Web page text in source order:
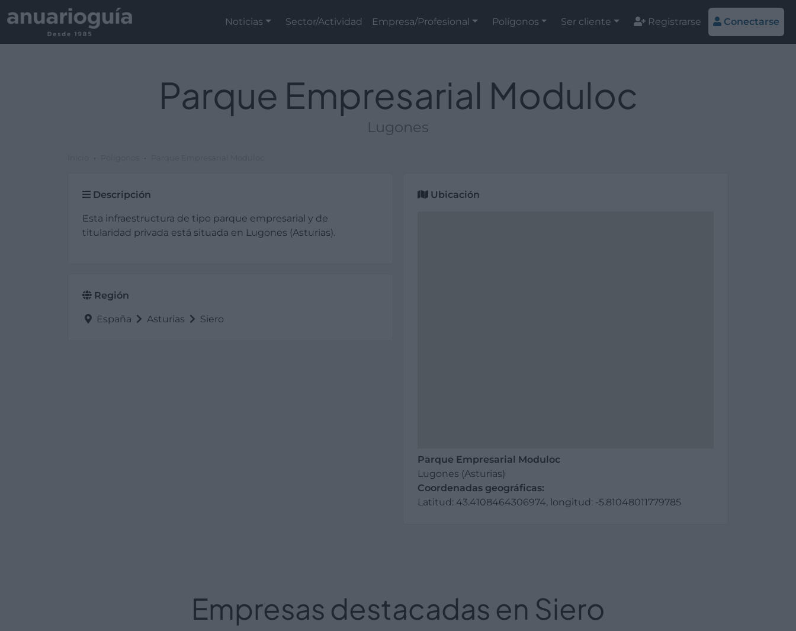
Noticias Sector/Actividad Empresa/Profesional Polígonos Ser cliente Registrarse Conectarse
Parque Empresarial Moduloc
Lugones
Descripción
Esta infraestructura de tipo parque empresarial y de
titularidad privada está situada en Lugones (Asturias).
Región
España Asturias Siero
Ubicación
Parque Empresarial Moduloc
Lugones (Asturias)
Coordenadas geográficas:
Latitud: 43.4108464306974, longitud: -5.81048011779785
Empresas destacadas en Siero